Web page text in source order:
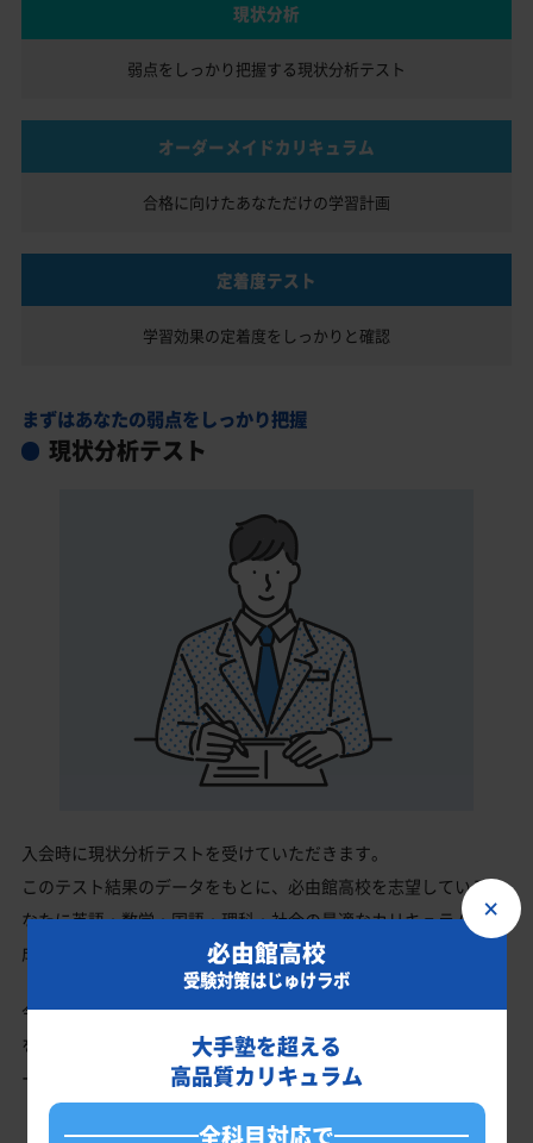
現状分析
弱点をしっかり把握する現状分析テスト
オーダーメイドカリキュラム
合格に向けたあなただけの学習計画
定着度テスト
学習効果の定着度を しっかりと確認
まずはあなたの弱点をしっかり把握
現状分析テスト
入会時に現状分析テストを受けていただきます。
このテスト結果のデータをもとに、必由館高校を志望しているあ
なたに英語・数学・国語・理科・社会の最適なカリキュラムを作
成します。
今の成績・偏差値から必由館高校の入試で確実に合格最低点以上
を取る、余裕を持って合格点を取るための勉強法、学習スケジュ
ールを明確にします。
×
必由館高校
受験対策はじゅけラボ
大手塾を超える
高品質カリキュラム
全科目対応で